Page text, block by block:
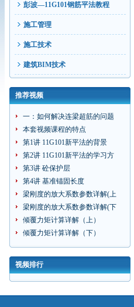
彭波—11G101钢筋平法教程
施工管理
施工技术
建筑BIM技术
推荐视频
一：如何解决连梁超筋的问题
本套视频课程的特点
第1讲 11G101新平法的背景
第2讲 11G101新平法的学习方
第3讲 砼保护层
第4讲 基准锚固长度
梁刚度的放大系数参数详解(上
梁刚度的放大系数参数详解(下
倾覆力矩计算详解（上）
倾覆力矩计算详解（下）
视频排行